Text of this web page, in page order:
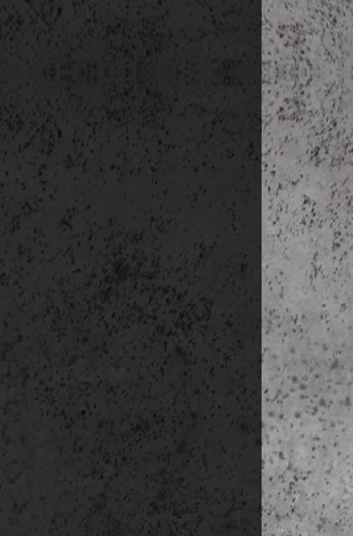
Az
csomag-
hogy
- max. 32 kg
(+20.500,- Ft/
- max. 23 kg
(+14.300,- Ft/
- feladott
nagyméretű
- feladott
A méreteket
kiálló
ezért ezeket
ha a
kisméretű
A
utazás
A
befizetni!
Az előre
módosítható,
terheli!)
Lemondási
Az út–
le.
Fenti időpont
befizetésétől
biztosítani,
tud velünk
2015. október
az indulás